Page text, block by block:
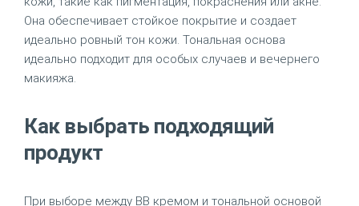
Она обеспечивает стойкое покрытие и создает
идеально ровный тон кожи. Тональная основа
идеально подходит для особых случаев и вечернего
макияжа.
Как выбрать подходящий
продукт
При выборе между BB кремом и тональной основой